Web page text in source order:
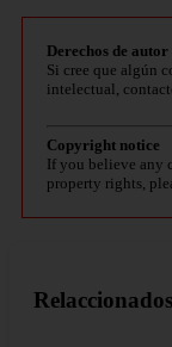
Derechos de autor
Si cree que algún
intelectual,
Copyright notice
If you believe any
property rights,
Relaccionados